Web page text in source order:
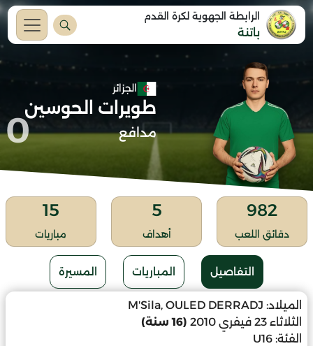
الرابطة الجهوية لكرة القدم
باتنة
الجزائر
طويرات الحوسين
مدافع 0
982
دقائق اللعب
5
أهداف
15
مباريات
التفاصيل المباريات المسيرة
الميلاد: M'Sila, OULED DERRADJ
الثلاثاء 23 فيفري 2010
(16 سنة)
الفئة: U16